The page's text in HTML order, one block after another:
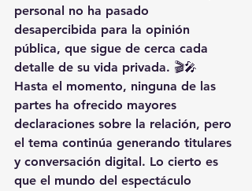
personal no ha pasado
desapercibida para la opinión
pública, que sigue de cerca cada
detalle de su vida privada. 🎬🎤
Hasta el momento, ninguna de las
partes ha ofrecido mayores
declaraciones sobre la relación, pero
el tema continúa generando titulares
y conversación digital. Lo cierto es
que el mundo del espectáculo